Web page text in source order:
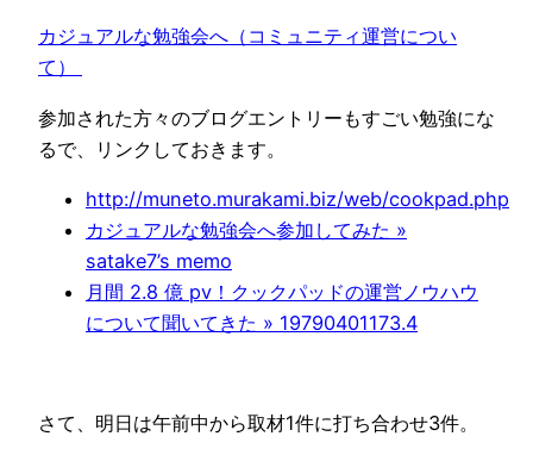
カジュアルな勉強会へ（コミュニティ運営につい
て）
参加された方々のブログエントリーもすごい勉強にな
るで、リンクしておきます。
http://muneto.murakami.biz/web/cookpad.php
カジュアルな勉強会へ参加してみた »
satake7’s memo
月間 2.8 億 pv！クックパッドの運営ノウハウ
について聞いてきた » 19790401173.4
さて、明日は午前中から取材1件に打ち合わせ3件。